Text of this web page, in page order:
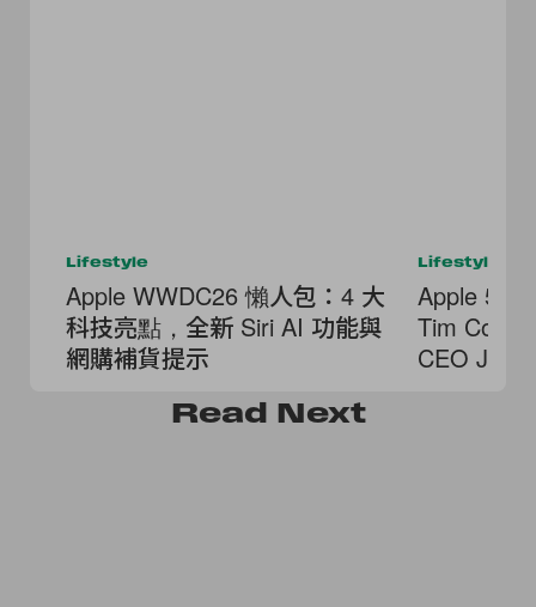
Lifestyle
Apple WWDC26 懶人包：4 大
科技亮點，全新 Siri AI 功能與
網購補貨提示
Lifestyle
Apple 50
Tim Cook
CEO
Read Next